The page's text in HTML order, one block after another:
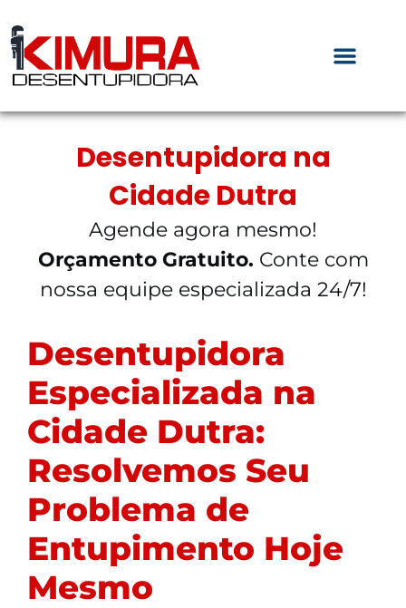
Desentupidora na
Cidade Dutra
Agende agora mesmo!
Orçamento Gratuito. Conte com
nossa equipe especializada 24/7!
Desentupidora
Especializada na
Cidade Dutra:
Resolvemos Seu
Problema de
Entupimento Hoje
Mesmo